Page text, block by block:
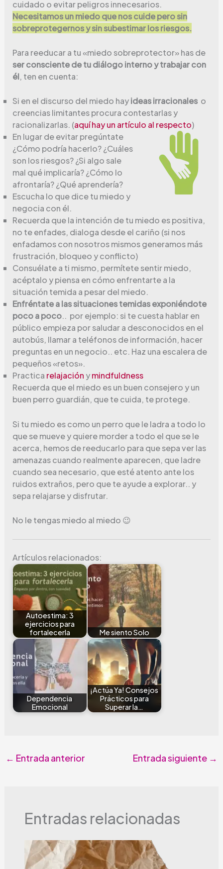
cuidado o evitar peligros innecesarios.
Necesitamos un miedo que nos cuide pero sin
sobreprotegernos y sin subestimar los riesgos.
Para reeducar a tu «miedo sobreprotector» has de
ser consciente de tu diálogo interno y trabajar con
él, ten en cuenta:
Si en el discurso del miedo hayideas irracionaleso
creencias limitantes procura contestarlas y
racionalizarlas. (aquí hay un artículo al respecto)
En lugar de evitar pregúntate
¿Cómo podría hacerlo? ¿Cuáles
son los riesgos? ¿Si algo sale
mal qué implicaría? ¿Cómo lo
afrontaría? ¿Qué aprendería?
Escucha lo que dice tu miedo y
negocia con él.
Recuerda que la intención de tu miedo es positiva,
no te enfades, dialoga desde el cariño (si nos
enfadamos con nosotros mismos generamos más
frustración, bloqueo y conflicto)
Consuélate a ti mismo, permítete sentir miedo,
acéptalo y piensa en cómo enfrentarte a la
situación temida a pesar del miedo.
Enfréntate a las situaciones temidas exponiéndote
poco a poco.. por ejemplo: si te cuesta hablar en
público empieza por saludar a desconocidos en el
autobús, llamar a teléfonos de información, hacer
preguntas en un negocio.. etc. Haz una escalera de
pequeños «retos».
Practica relajación ymindfuldness
Recuerda que el miedo es un buen consejero y un
buen perro guardián, que te cuida, te protege.
Si tu miedo es como un perro que le ladra a todo lo
que se mueve y quiere morder a todo el que se le
acerca, hemos de reeducarlo para que sepa ver las
amenazas cuando realmente aparecen, que ladre
cuando sea necesario, que esté atento ante los
ruidos extraños, pero que te ayude a explorar.. y
sepa relajarse y disfrutar.
No le tengas miedo al miedo 😉
Artículos relacionados:
Autoestima: 3
ejercicios para
fortalecerla
Me siento Solo
Dependencia
Emocional
¡Actúa Ya! Consejos
Prácticos para
Superar la…
← Entrada anterior Entrada siguiente →
Entradas relacionadas